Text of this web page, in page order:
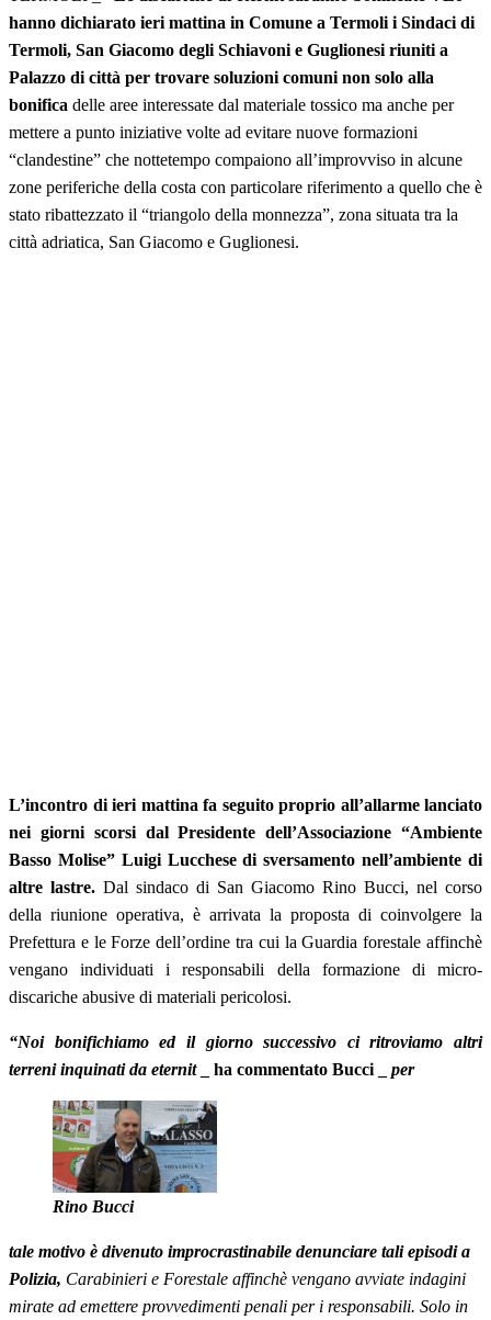
hanno dichiarato ieri mattina in Comune a Termoli i Sindaci di
Termoli, San Giacomo degli Schiavoni e Guglionesi riuniti a
Palazzo di città per trovare soluzioni comuni non solo alla
bonifica delle aree interessate dal materiale tossico ma anche per
mettere a punto iniziative volte ad evitare nuove formazioni
“clandestine” che nottetempo compaiono all’improvviso in alcune
zone periferiche della costa con particolare riferimento a quello che è
stato ribattezzato il “triangolo della monnezza”, zona situata tra la
città adriatica, San Giacomo e Guglionesi.
L’incontro di ieri mattina fa seguito proprio all’allarme lanciato
nei giorni scorsi dal Presidente dell’Associazione “Ambiente
Basso Molise” Luigi Lucchese di sversamento nell’ambiente di
altre lastre. Dal sindaco di San Giacomo Rino Bucci, nel corso
della riunione operativa, è arrivata la proposta di coinvolgere la
Prefettura e le Forze dell’ordine tra cui la Guardia forestale affinchè
vengano individuati i responsabili della formazione di micro-
discariche abusive di materiali pericolosi.
“Noi bonifichiamo ed il giorno successivo ci ritroviamo altri
terreni inquinati da eternit_ ha commentato Bucci _ per
Rino Bucci
tale motivo è divenuto improcrastinabile denunciare tali episodi a
Polizia, Carabinieri e Forestale affinchè vengano avviate indagini
mirate ad emettere provvedimenti penali per i responsabili. Solo in